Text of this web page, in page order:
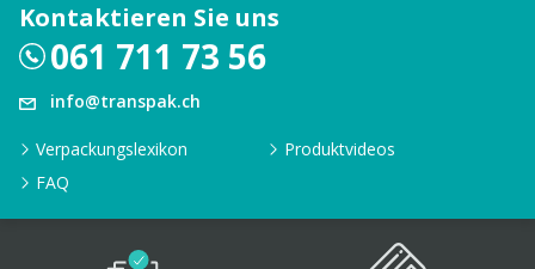
Kontaktieren Sie uns
061 711 73 56
info@transpak.ch
Verpackungslexikon
Produktvideos
FAQ